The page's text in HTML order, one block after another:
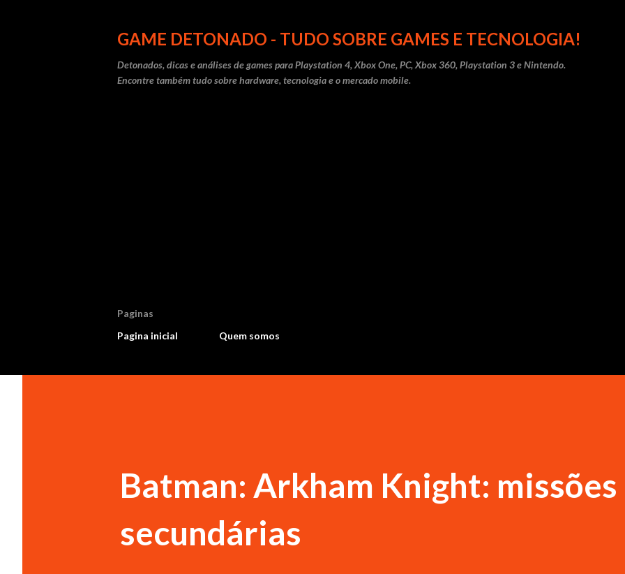
GAME DETONADO - TUDO SOBRE GAMES E TECNOLOGIA!
Detonados, dicas e análises de games para Playstation 4, Xbox One, PC, Xbox 360, Playstation 3 e Nintendo.
Encontre também tudo sobre hardware, tecnologia e o mercado mobile.
Paginas
Pagina inicial
Quem somos
Batman: Arkham Knight: missões
secundárias